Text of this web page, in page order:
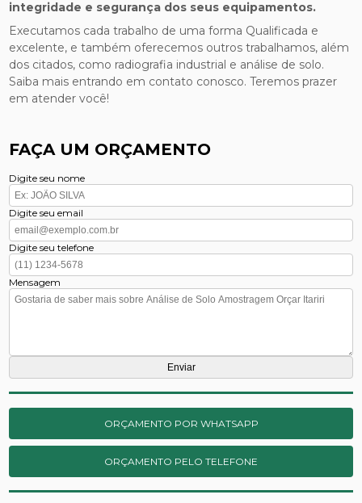
integridade e segurança dos seus equipamentos.
Executamos cada trabalho de uma forma Qualificada e
excelente, e também oferecemos outros trabalhamos, além
dos citados, como radiografia industrial e análise de solo.
Saiba mais entrando em contato conosco. Teremos prazer
em atender você!
FAÇA UM ORÇAMENTO
Digite seu nome
Digite seu email
Digite seu telefone
Mensagem
ORÇAMENTO POR WHATSAPP
ORÇAMENTO PELO TELEFONE